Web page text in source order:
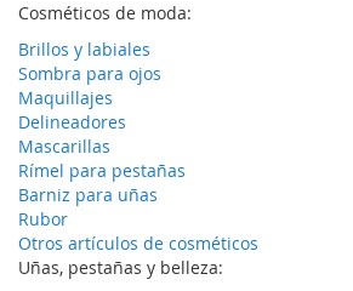
Cosméticos de moda:
Brillos y labiales
Sombra para ojos
Maquillajes
Delineadores
Mascarillas
Rímel para pestañas
Barniz para uñas
Rubor
Otros artículos de cosméticos
Uñas, pestañas y belleza: